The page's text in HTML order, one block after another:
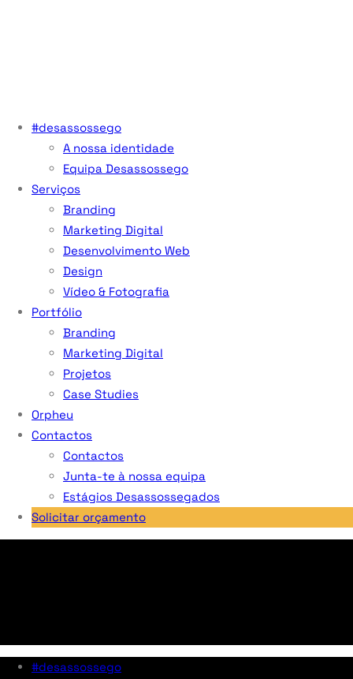
#desassossego
A nossa identidade
Equipa Desassossego
Serviços
Branding
Marketing Digital
Desenvolvimento Web
Design
Vídeo & Fotografia
Portfólio
Branding
Marketing Digital
Projetos
Case Studies
Orpheu
Contactos
Contactos
Junta-te à nossa equipa
Estágios Desassossegados
Solicitar orçamento
#desassossego